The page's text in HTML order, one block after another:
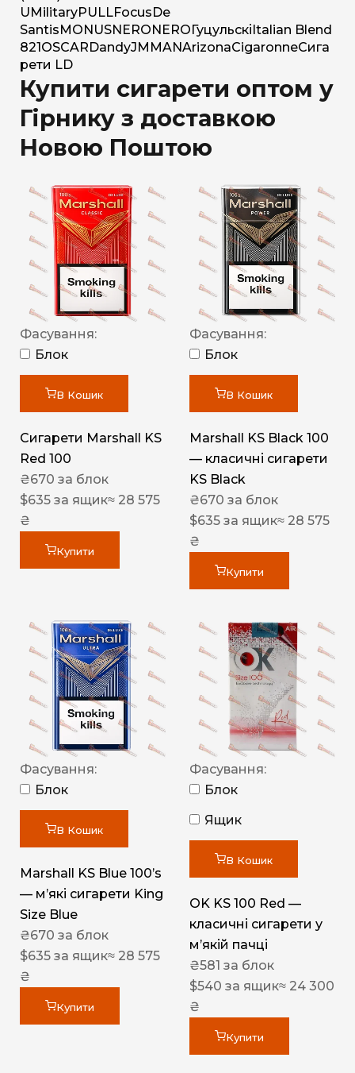
U MilitaryPULLFocus De
Santis MONUSNERO NERO Гуцульскі Italian Blend
821 OSCAR DandyJM MANArizonaCigaronneСига
рети LD
Купити сигарети оптом у
Гірнику з доставкою
Новою Поштою
Фасування:
Блок
В Кошик
Сигарети Marshall KS
Red 100
₴670 за блок
$635 за ящик≈ 28 575
₴
Купити
Фасування:
Блок
В Кошик
Marshall KS Black 100
— класичні сигарети
KS Black
₴670 за блок
$635 за ящик≈ 28 575
₴
Купити
Фасування:
Блок
В Кошик
Marshall KS Blue 100’s
— м’які сигарети King
Size Blue
₴670 за блок
$635 за ящик≈ 28 575
₴
Купити
Фасування:
Блок
Ящик
В Кошик
OK KS 100 Red —
класичні сигарети у
м’якій пачці
₴581 за блок
$540 за ящик≈ 24 300
₴
Купити